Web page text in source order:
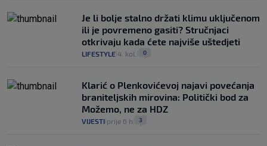
Je li bolje stalno držati klimu uključenom
ili je povremeno gasiti? Stručnjaci
otkrivaju kada ćete najviše uštedjeti
LIFESTYLE 4. kol. 0
Klarić o Plenkovićevoj najavi povećanja
braniteljskih mirovina: Politički bod za
Možemo, ne za HDZ
VIJESTI prije 6 h 3